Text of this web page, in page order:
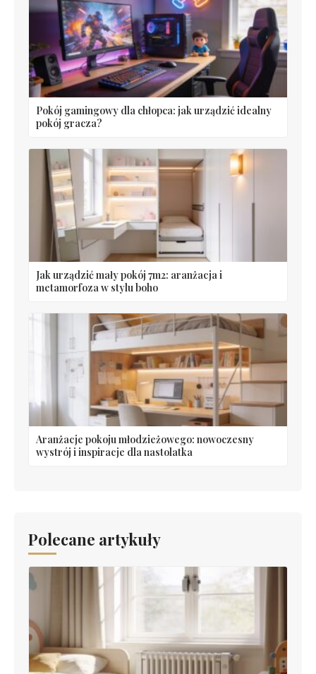
Pokój gamingowy dla chłopca: jak urządzić idealny
pokój gracza?
Jak urządzić mały pokój 7m2: aranżacja i
metamorfoza w stylu boho
Aranżacje pokoju młodzieżowego: nowoczesny
wystrój i inspiracje dla nastolatka
Polecane artykuły